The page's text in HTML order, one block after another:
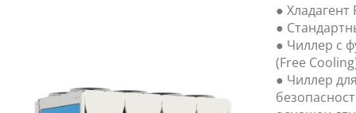
● Хладагент
●
● Чиллер с
(Free
● Чиллер